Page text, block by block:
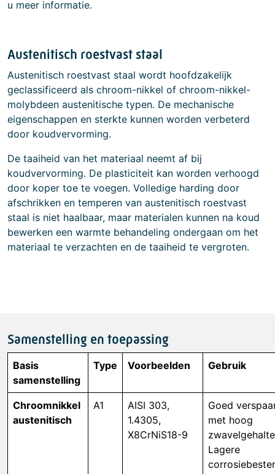
u meer informatie.
Austenitisch roestvast staal
Austenitisch roestvast staal wordt hoofdzakelijk
geclassificeerd als chroom-nikkel of chroom-nikkel-
molybdeen austenitische typen. De mechanische
eigenschappen en sterkte kunnen worden verbeterd
door koudvervorming.
De taaiheid van het materiaal neemt af bij
koudvervorming. De plasticiteit kan worden verhoogd
door koper toe te voegen. Volledige harding door
afschrikken en temperen van austenitisch roestvast
staal is niet haalbaar, maar materialen kunnen na koud
bewerken een warmte behandeling ondergaan om het
materiaal te verzachten en de taaiheid te vergroten.
Samenstelling en toepassing
Basis
samenstelling
Type Voorbeelden Gebruik
Chroomnikkel
austenitisch
A1
AISI 303,
1.4305,
X8CrNiS18-9
Goed
met hoog
Lagere